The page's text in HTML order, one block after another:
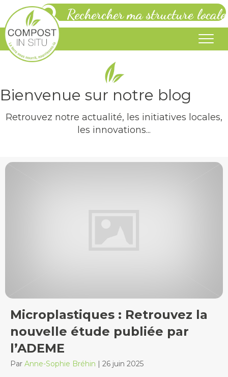
Rechercher ma structure locale
Bienvenue sur notre blog
Retrouvez notre actualité, les initiatives locales,
les innovations...
Microplastiques : Retrouvez la
nouvelle étude publiée par
l’ADEME
Par Anne-Sophie Bréhin | 26 juin 2025